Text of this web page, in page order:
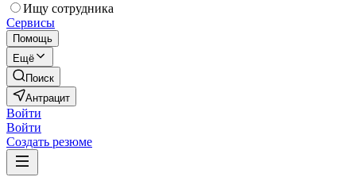
Ищу сотрудника
Сервисы
Помощь
Ещё
Поиск
Антрацит
Войти
Войти
Создать резюме